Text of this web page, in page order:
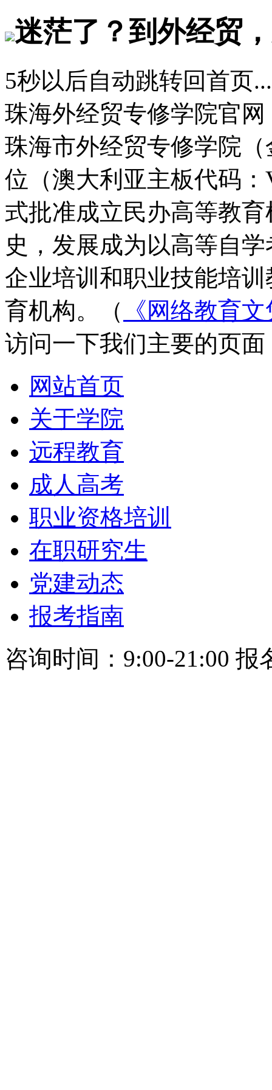
迷茫了？到外经贸
5秒以后自动跳转回首页...
珠海外经贸专修学院官网
珠海市外经贸专修学院
位（澳大利亚主板代码
式批准成立民办高等教
史，发展成为以高等自
企业培训和职业技能培
育机构。（
《网络教育
访问一下我们主要的页面
网站首页
关于学院
远程教育
成人高考
职业资格培训
在职研究生
党建动态
报考指南
咨询时间：9:00-21:00 报